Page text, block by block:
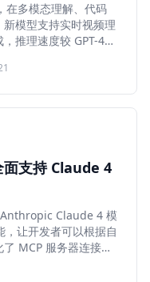
在多模态理解、代码
模型支持实时视频理
推理速度较 GPT-4o
支持 Claude 4
Claude 4 模
让开发者可以根据自
MCP 服务器连接稳